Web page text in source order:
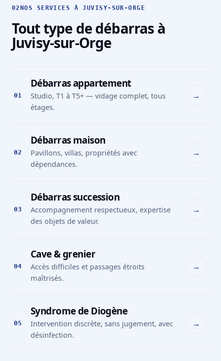
02 NOS SERVICES À JUVISY-SUR-ORGE
Tout type de débarras à
Juvisy-sur-Orge
01
Débarras appartement
Studio, T1 à T5+ — vidage complet, tous
étages.
→
02
Débarras maison
Pavillons, villas, propriétés avec
dépendances.
→
03
Débarras succession
Accompagnement respectueux, expertise
des objets de valeur.
→
04
Cave & grenier
Accès difficiles et passages étroits
maîtrisés.
→
05
Syndrome de Diogène
Intervention discrète, sans jugement, avec
désinfection.
→